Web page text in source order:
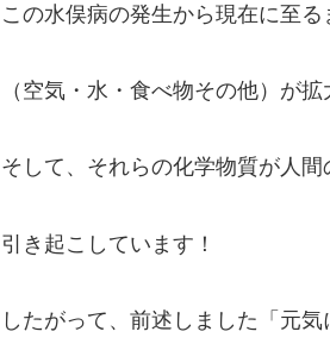
この水俣病の発生から現在に至
（空気・水・食べ物その他）が拡
そして、それらの化学物質が人
引き起こしています！
したがって、前述しました「元